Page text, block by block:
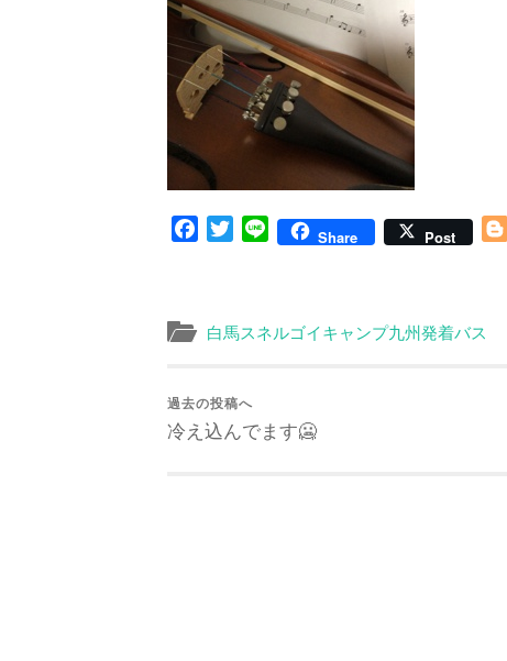
Facebook
TwitterLine Share Post
白馬スネルゴイキャンプ九州発着バス
過去の投稿へ
冷え込んでます🥶